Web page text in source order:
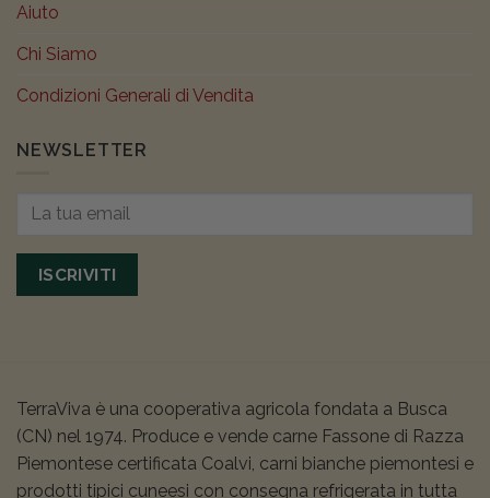
Aiuto
Chi Siamo
Condizioni Generali di Vendita
NEWSLETTER
ISCRIVITI
TerraViva è una cooperativa agricola fondata a Busca
(CN) nel 1974. Produce e vende carne Fassone di Razza
Piemontese certificata Coalvi, carni bianche piemontesi e
prodotti tipici cuneesi con consegna refrigerata in tutta